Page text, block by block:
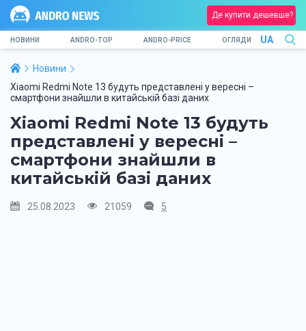
Де купити дешевше?
НОВИНИ ANDRO-TOP ANDRO-PRICE ОГЛЯДИ UA
Новини
Xiaomi Redmi Note 13 будуть представлені у вересні –
смартфони знайшли в китайській базі даних
Xiaomi Redmi Note 13 будуть
представлені у вересні –
смартфони знайшли в
китайській базі даних
25.08.2023 21059 5